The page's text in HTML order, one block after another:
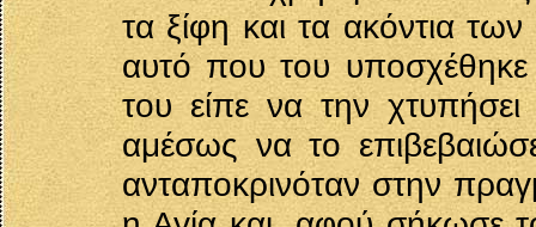
τα ξίφη και τα ακόντια
αυτό που του υποσχέθηκε
του είπε να την
αμέσως να το
ανταποκρινόταν στην